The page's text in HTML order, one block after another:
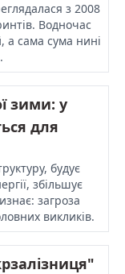
з 2008
Водночас
а сама сума нині
зими: у
для
будує
збільшує
загроза
викликів.